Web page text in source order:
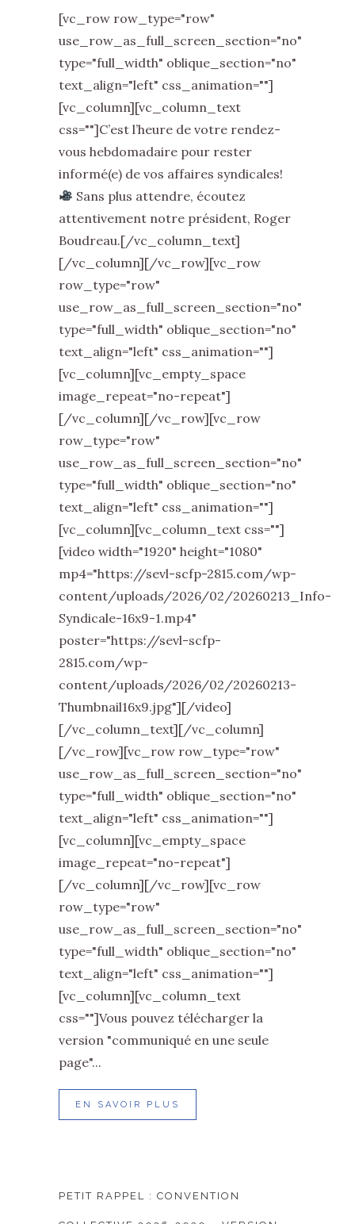
[vc_row row_type="row"
use_row_as_full_screen_section="no"
type="full_width" oblique_section="no"
text_align="left" css_animation=""]
[vc_column][vc_column_text
css=""]C’est l’heure de votre rendez-
vous hebdomadaire pour rester
informé(e) de vos affaires syndicales!
Sans plus attendre, écoutez
attentivement notre président, Roger
Boudreau.[/vc_column_text]
[/vc_column][/vc_row][vc_row
row_type="row"
use_row_as_full_screen_section="no"
type="full_width" oblique_section="no"
text_align="left" css_animation=""]
[vc_column][vc_empty_space
image_repeat="no-repeat"]
[/vc_column][/vc_row][vc_row
row_type="row"
use_row_as_full_screen_section="no"
type="full_width" oblique_section="no"
text_align="left" css_animation=""]
[vc_column][vc_column_text css=""]
[video width="1920" height="1080"
mp4="https://sevl-scfp-2815.com/wp-
content/uploads/2026/02/20260213_Info-
Syndicale-16x9-1.mp4"
poster="https://sevl-scfp-
2815.com/wp-
content/uploads/2026/02/20260213-
Thumbnail16x9.jpg"][/video]
[/vc_column_text][/vc_column]
[/vc_row][vc_row row_type="row"
use_row_as_full_screen_section="no"
type="full_width" oblique_section="no"
text_align="left" css_animation=""]
[vc_column][vc_empty_space
image_repeat="no-repeat"]
[/vc_column][/vc_row][vc_row
row_type="row"
use_row_as_full_screen_section="no"
type="full_width" oblique_section="no"
text_align="left" css_animation=""]
[vc_column][vc_column_text
css=""]Vous pouvez télécharger la
version "communiqué en une seule
page"...
EN SAVOIR PLUS
PETIT RAPPEL : CONVENTION